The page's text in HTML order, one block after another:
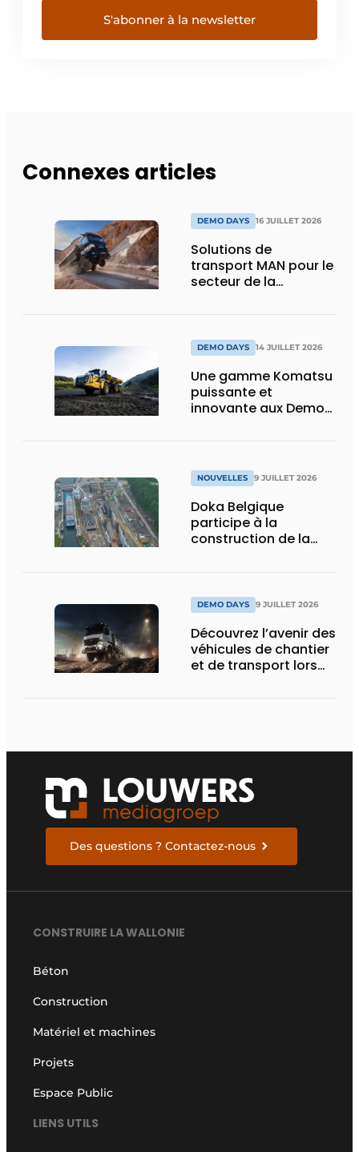
S'abonner à la newsletter
Connexes articles
DEMO DAYS 16 JUILLET 2026
Solutions de
transport MAN pour le
secteur de la
DEMO DAYS 14 JUILLET 2026
Une gamme Komatsu
puissante et
innovante aux Demo
NOUVELLES 9 JUILLET 2026
Doka Belgique
participe à la
construction de la
DEMO DAYS 9 JUILLET 2026
Découvrez l’avenir des
véhicules de chantier
et de transport lors
Des questions ? Contactez-nous
CONSTRUIRE LA WALLONIE
Béton
Construction
Matériel et machines
Projets
Espace Public
LIENS UTILS